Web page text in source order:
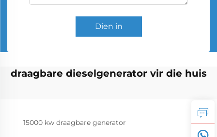
Dien in
draagbare dieselgenerator vir die huis
15000 kw draagbare generator